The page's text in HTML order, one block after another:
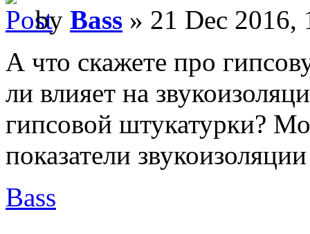
by Bass » 21 Dec 2016,
А что скажете про
ли влияет на
гипсовой штукатурки?
показатели
Bass